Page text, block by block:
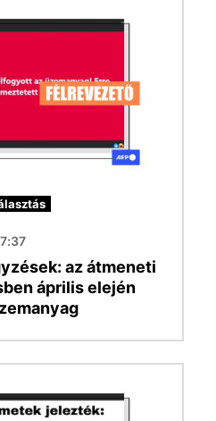
az átmeneti
április elején